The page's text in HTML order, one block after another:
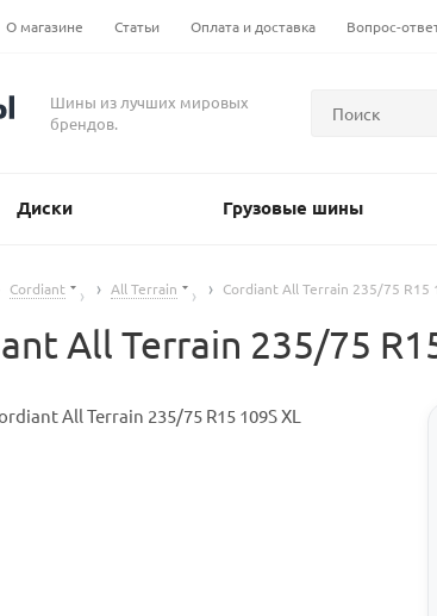
О магазине Статьи Оплата и доставка Вопрос-
Шины из лучших мировых
брендов.
Диски Грузовые шины
Cordiant All Terrain Cordiant All Terrain 235/75 R15
All Terrain 235/75